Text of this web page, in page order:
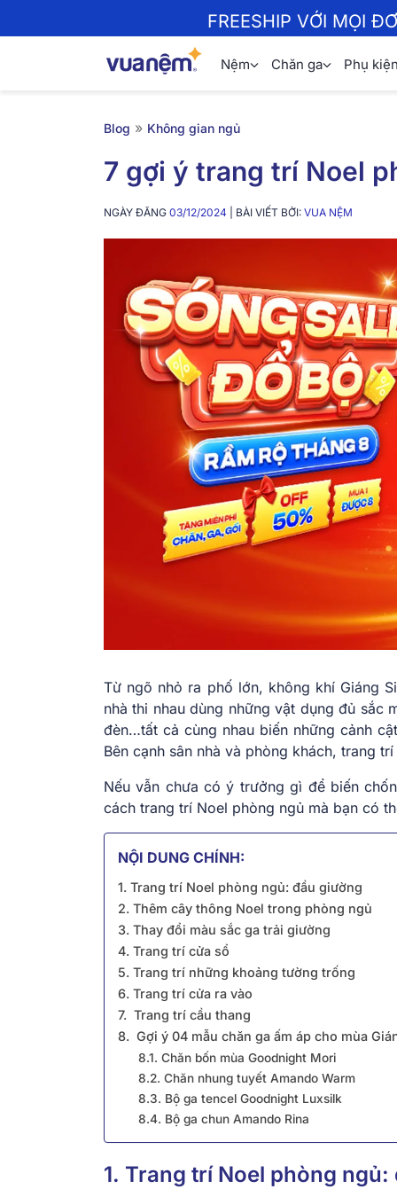
FREESHIP VỚI MỌI
Nệm Chăn ga Phụ
Blog » Không gian ngủ
7 gợi ý trang trí Noel
NGÀY ĐĂNG 03/12/2024 | BÀI VIẾT BỞI: VUA NỆM
Từ ngõ nhỏ ra phố lớn, không khí Giáng
nhà thi nhau dùng những vật dụng đủ sắc
đèn…tất cả cùng nhau biến những cảnh
Bên cạnh sân nhà và phòng khách, trang
Nếu vẫn chưa có ý trưởng gì để biến
cách trang trí Noel phòng ngủ mà bạn có
NỘI DUNG CHÍNH:
1. Trang trí Noel phòng ngủ: đầu giường
2. Thêm cây thông Noel trong phòng ngủ
3. Thay đổi màu sắc ga trải giường
4. Trang trí cửa sổ
5. Trang trí những khoảng tường trống
6. Trang trí cửa ra vào
7. Trang trí cầu thang
8. Gợi ý 04 mẫu chăn ga ấm áp cho mùa
8.1. Chăn bốn mùa Goodnight Mori
8.2. Chăn nhung tuyết Amando Warm
8.3. Bộ ga tencel Goodnight Luxsilk
8.4. Bộ ga chun Amando Rina
1. Trang trí Noel phòng